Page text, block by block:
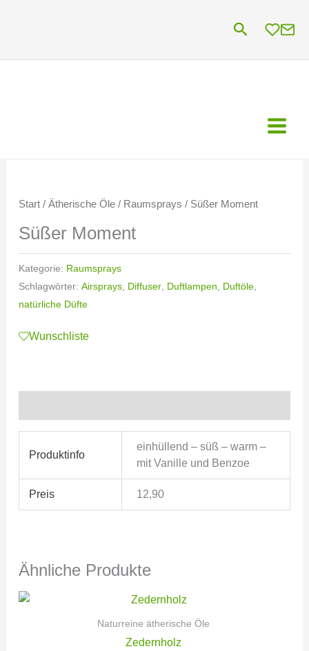
Suchen
Start/ Ätherische Öle/ Raumsprays / Süßer Moment
Süßer Moment
Kategorie: Raumsprays
Schlagwörter: Airsprays, Diffuser, Duftlampen Duftöle,
natürliche Düfte
Wunschliste
Produktinfo
einhüllend – süß – warm –
mit Vanille und Benzoe
Preis 12,90
Ähnliche Produkte
Naturreine ätherische Öle
Zedernholz